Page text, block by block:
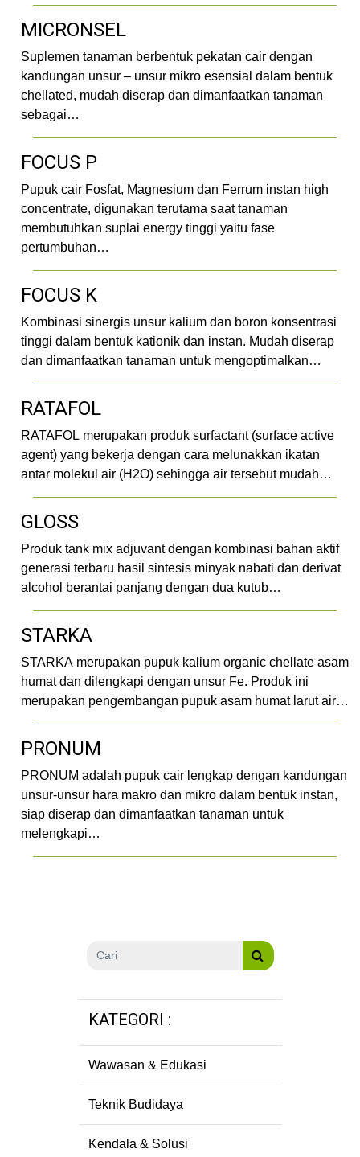
MICRONSEL
Suplemen tanaman berbentuk pekatan cair dengan
kandungan unsur – unsur mikro esensial dalam bentuk
chellated, mudah diserap dan dimanfaatkan tanaman
sebagai…
FOCUS P
Pupuk cair Fosfat, Magnesium dan Ferrum instan high
concentrate, digunakan terutama saat tanaman
membutuhkan suplai energy tinggi yaitu fase
pertumbuhan…
FOCUS K
Kombinasi sinergis unsur kalium dan boron konsentrasi
tinggi dalam bentuk kationik dan instan. Mudah diserap
dan dimanfaatkan tanaman untuk mengoptimalkan…
RATAFOL
RATAFOL merupakan produk surfactant (surface active
agent) yang bekerja dengan cara melunakkan ikatan
antar molekul air (H2O) sehingga air tersebut mudah…
GLOSS
Produk tank mix adjuvant dengan kombinasi bahan aktif
generasi terbaru hasil sintesis minyak nabati dan derivat
alcohol berantai panjang dengan dua kutub…
STARKA
STARKA merupakan pupuk kalium organic chellate asam
humat dan dilengkapi dengan unsur Fe. Produk ini
merupakan pengembangan pupuk asam humat larut air…
PRONUM
PRONUM adalah pupuk cair lengkap dengan kandungan
unsur-unsur hara makro dan mikro dalam bentuk instan,
siap diserap dan dimanfaatkan tanaman untuk
melengkapi…
KATEGORI :
Wawasan & Edukasi
Teknik Budidaya
Kendala & Solusi